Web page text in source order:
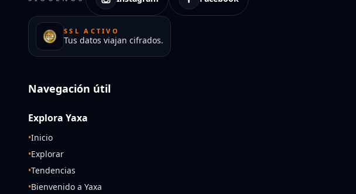
SSL ACTIVO
Tus datos viajan cifrados.
Navegación útil
Explora Yaxa
•Inicio
•Explorar
•Tendencias
•Bienvenido a Yaxa